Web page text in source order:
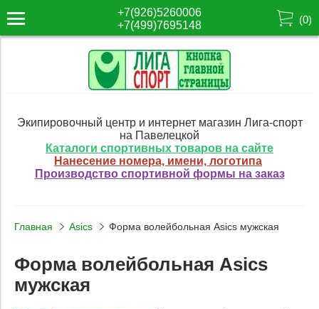
+7(926)5260006
+7(499)7695148
(0)
Экипировочный центр и интернет магазин Лига-спорт
на Павелецкой
Каталоги спортивных товаров на сайте
Нанесение номера, имени, логотипа
Производство спортивной формы на заказ
Главная Asics Форма волейбольная Asics мужская
Форма волейбольная Asics
мужская